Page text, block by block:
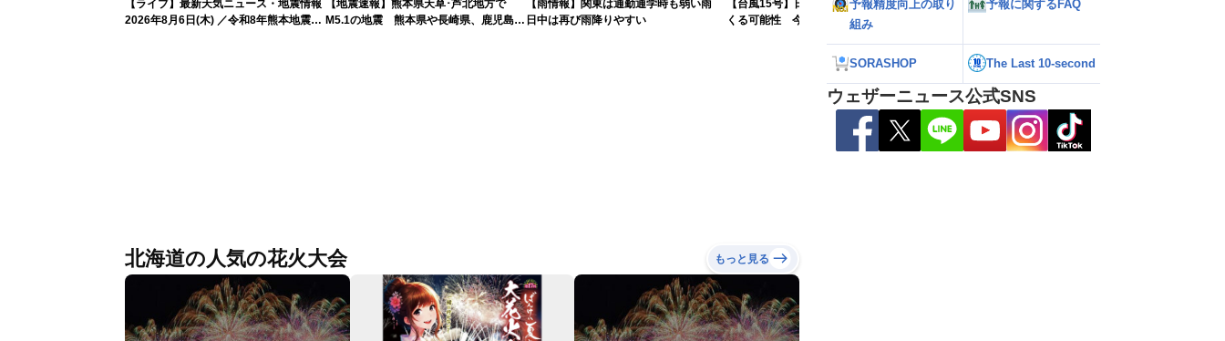
【ライブ】最新天気ニュース・地震情報
2026年8月6日(木) ／令和8年熊本地震情
【地震速報】熊本県天草･芦北地方で
M5.1の地震 熊本県や長崎県、鹿児島県
【雨情報】関東は通勤通学時も弱い雨
日中は再び雨降りやすい
【台風15号】日本の東の海上に近づいて
くる可能性 今後の進路に注意（6日3時
【台風13号】沖縄・大東島地方に接近
北海道の人気の花火大会 もっと見る
予報精度向上の取り
組み
予報に関するFAQ
SORASHOP The Last 10-second
ウェザーニュース公式SNS